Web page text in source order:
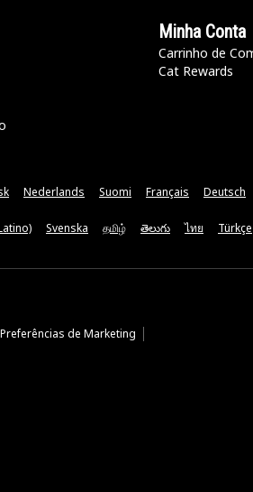
Minha Conta
Carrinho de
Cat Rewards
Nederlands Suomi Français Deutsch
Svenska தமிழ் తెలుగు ไทย Türkçe
de Marketing